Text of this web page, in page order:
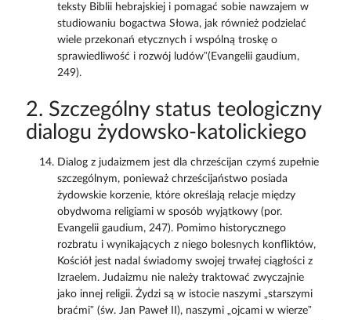
teksty Biblii hebrajskiej i pomagać sobie nawzajem w
studiowaniu bogactwa Słowa, jak również podzielać
wiele przekonań etycznych i wspólną troskę o
sprawiedliwość i rozwój ludów”(Evangelii gaudium,
249).
2. Szczególny status teologiczny
dialogu żydowsko-katolickiego
Dialog z judaizmem jest dla chrześcijan czymś zupełnie
szczególnym, ponieważ chrześcijaństwo posiada
żydowskie korzenie, które określają relacje między
obydwoma religiami w sposób wyjątkowy (por.
Evangelii gaudium, 247). Pomimo historycznego
rozbratu i wynikających z niego bolesnych konfliktów,
Kościół jest nadal świadomy swojej trwałej ciągłości z
Izraelem. Judaizmu nie należy traktować zwyczajnie
jako innej religii. Żydzi są w istocie naszymi „starszymi
braćmi” (św. Jan Paweł II), naszymi „ojcami w wierze”